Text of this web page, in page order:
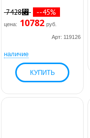
7428⃏ --45%
цена: 10782 руб.
Арт: 119126
наличие